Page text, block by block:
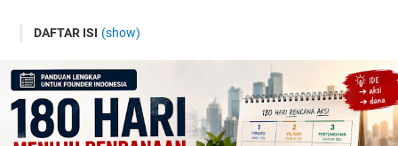
DAFTAR ISI (show)
Waktu Adalah Sumber Daya yang Paling Tidak Bisa
Dikembalikan
Cara Membaca dan Menggunakan Kalender Ini
Prinsip 1 — Satu Prioritas Utama per Hari